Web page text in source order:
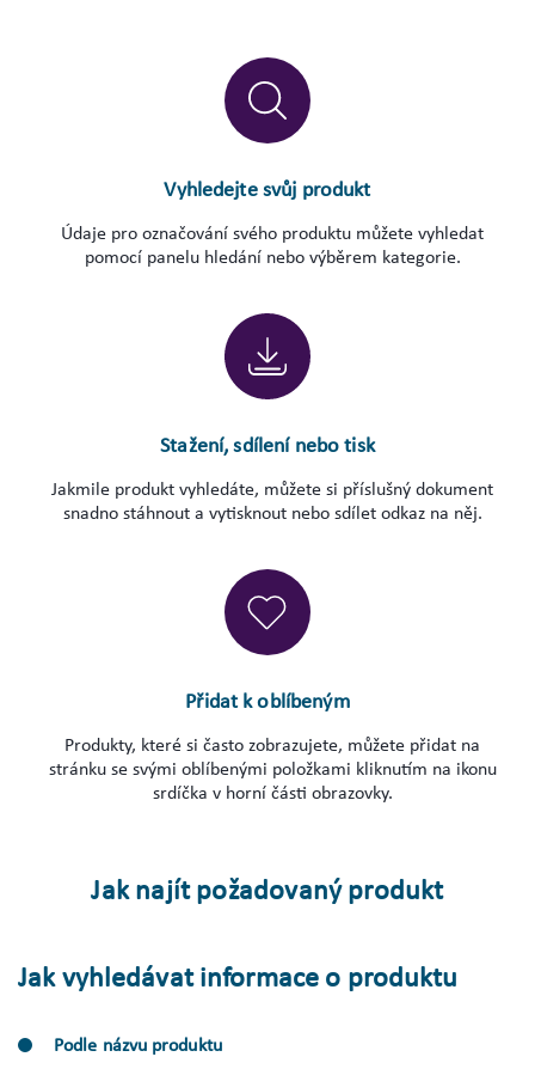
Vyhledejte svůj produkt
Údaje pro označování svého produktu můžete vyhledat
pomocí panelu hledání nebo výběrem kategorie.
Stažení, sdílení nebo tisk
Jakmile produkt vyhledáte, můžete si příslušný dokument
snadno stáhnout a vytisknout nebo sdílet odkaz na něj.
Přidat k oblíbeným
Produkty, které si často zobrazujete, můžete přidat na
stránku se svými oblíbenými položkami kliknutím na ikonu
srdíčka v horní části obrazovky.
Jak najít požadovaný produkt
Jak vyhledávat informace o produktu
Podle názvu produktu